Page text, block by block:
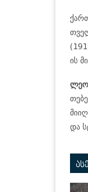
ის
და